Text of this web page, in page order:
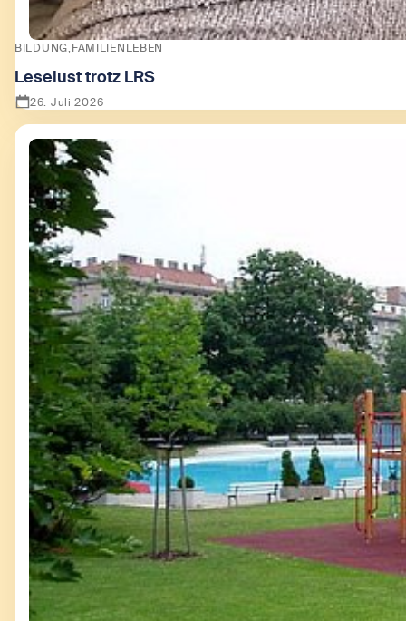
BILDUNG FAMILIENLEBEN
Leselust trotz LRS
26. Juli 2026
Zeige Leselust trotz LRS